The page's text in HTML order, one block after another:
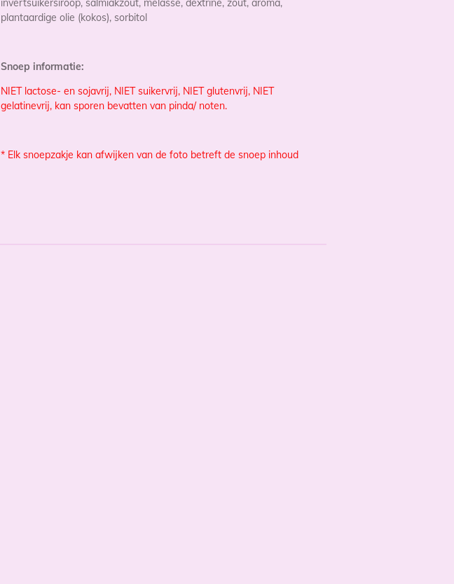
invertsuikersiroop, salmiakzout, melasse, dextrine, zout, aroma,
plantaardige olie (kokos), sorbitol
Snoep informatie:
NIET lactose- en sojavrij, NIET suikervrij, NIET glutenvrij, NIET
gelatinevrij, kan sporen bevatten van pinda/ noten.
* Elk snoepzakje kan afwijken van de foto betreft de snoep inhoud